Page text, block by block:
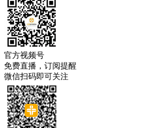
官方视频号
免费直播，订阅提醒
微信扫码即可关注